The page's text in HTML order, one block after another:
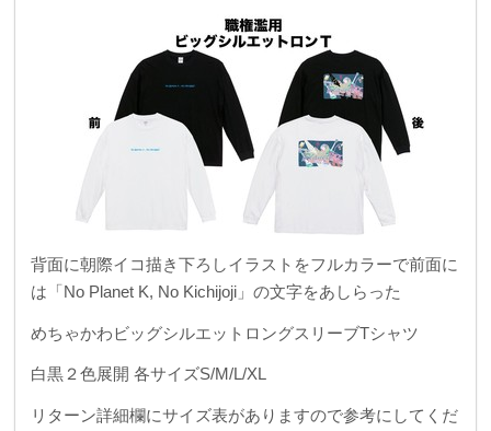
背面に朝際イコ描き下ろしイラストをフルカラーで前面に
は「No Planet K, No Kichijoji」の文字をあしらった
めちゃかわビッグシルエットロングスリーブTシャツ
白黒２色展開 各サイズS/M/L/XL
リターン詳細欄にサイズ表がありますので参考にしてくだ